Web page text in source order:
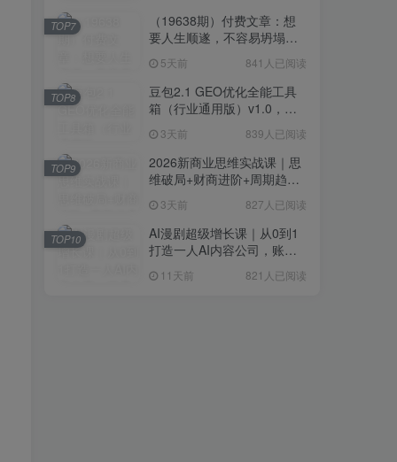
（19638期）付费文章：想
要人生顺遂，不容易坍塌，
5天前 841人已阅读
TOP7
豆包2.1 GEO优化全能工具
箱（行业通用版）v1.0，会
景 3天前 839人已阅读
TOP8
2026新商业思维实战课｜思
维破局+财商进阶+周期趋势
度解析全体系
3天前 827人已阅读
TOP9
AI漫剧超级增长课｜从0到1
打造一人AI内容公司，账号
流程实战
11天前 821人已阅读
TOP10